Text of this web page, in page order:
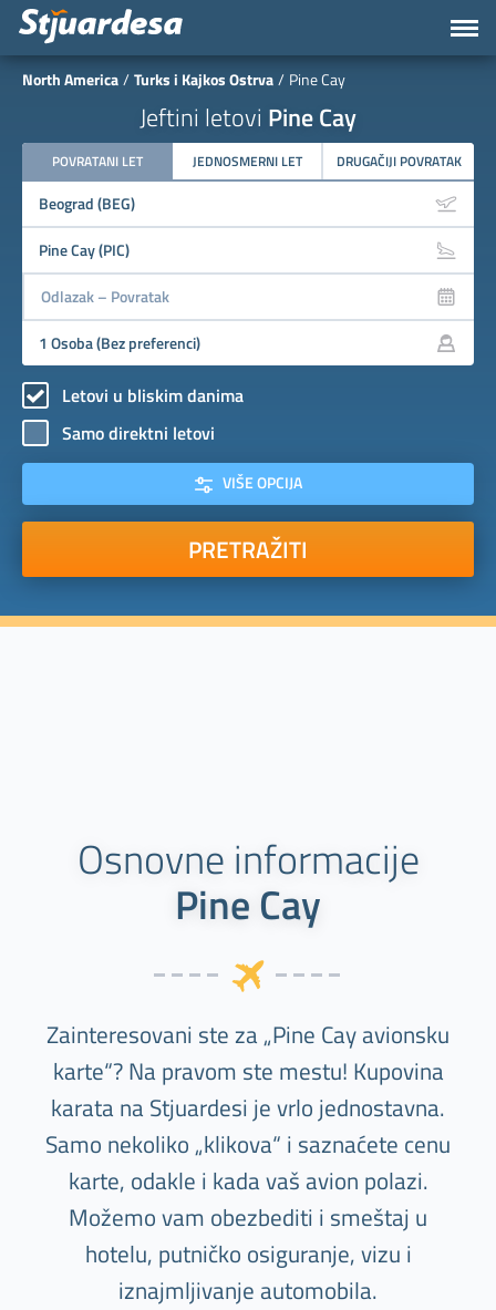
North America Turks i Kajkos Ostrva Pine Cay
Jeftini letovi Pine Cay
POVRATANI LET JEDNOSMERNI LET DRUGAČIJI POVRATAK
Letovi u bliskim danima
Samo direktni letovi
VIŠE OPCIJA
PRETRAŽITI
Osnovne informacije
Pine Cay
Zainteresovani ste za „Pine Cay avionsku
karte“? Na pravom ste mestu! Kupovina
karata na Stjuardesi je vrlo jednostavna.
Samo nekoliko „klikova“ i saznaćete cenu
karte, odakle i kada vaš avion polazi.
Možemo vam obezbediti i smeštaj u
hotelu, putničko osiguranje, vizu i
iznajmljivanje automobila.